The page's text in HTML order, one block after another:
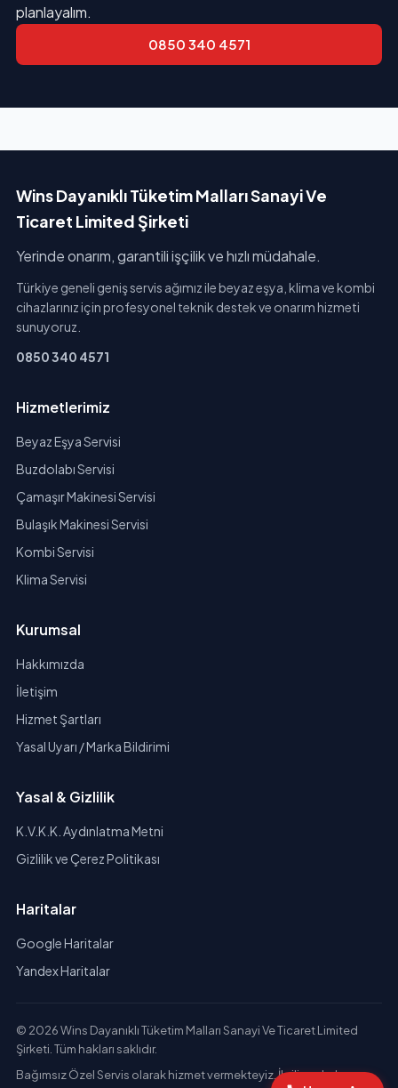
planlayalım.
0850 340 4571
Wins Dayanıklı Tüketim Malları Sanayi Ve
Ticaret Limited Şirketi
Yerinde onarım, garantili işçilik ve hızlı müdahale.
Türkiye geneli geniş servis ağımız ile beyaz eşya, klima ve kombi
cihazlarınız için profesyonel teknik destek ve onarım hizmeti
sunuyoruz.
0850 340 4571
Hizmetlerimiz
Beyaz Eşya Servisi
Buzdolabı Servisi
Çamaşır Makinesi Servisi
Bulaşık Makinesi Servisi
Kombi Servisi
Klima Servisi
Kurumsal
Hakkımızda
İletişim
Hizmet Şartları
Yasal Uyarı / Marka Bildirimi
Yasal & Gizlilik
K.V.K.K. Aydınlatma Metni
Gizlilik ve Çerez Politikası
Haritalar
Google Haritalar
Yandex Haritalar
© 2026 Wins Dayanıklı Tüketim Malları Sanayi Ve Ticaret Limited
Şirketi. Tüm hakları saklıdır.
Bağımsız Özel Servis olarak hizmet vermekteyiz. İlgili markaların